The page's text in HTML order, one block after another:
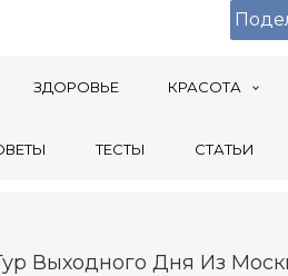
ЗДОРОВЬЕ КРАСОТА
ТЕСТЫ СТАТЬИ
Выходного Дня Из